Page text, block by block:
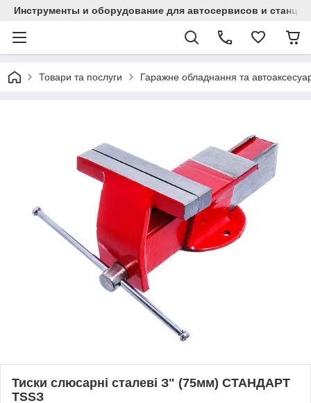
Инструменты и оборудование для автосервисов и
Товари та послуги Гаражне обладнання та
Тиски слюсарні сталеві З" (75мм) CTAHДAPT
TSSЗ